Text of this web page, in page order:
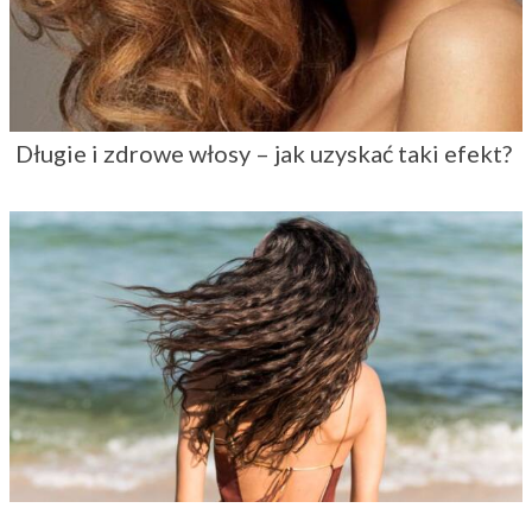
Długie i zdrowe włosy – jak uzyskać taki efekt?